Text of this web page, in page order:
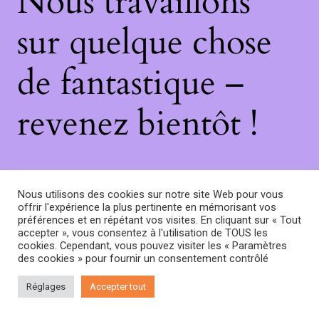
sur quelque chose
de fantastique –
revenez bientôt !
Nous utilisons des cookies sur notre site Web pour vous
offrir l'expérience la plus pertinente en mémorisant vos
préférences et en répétant vos visites. En cliquant sur « Tout
accepter », vous consentez à l'utilisation de TOUS les
cookies. Cependant, vous pouvez visiter les « Paramètres
des cookies » pour fournir un consentement contrôlé
Réglages Accepter tout